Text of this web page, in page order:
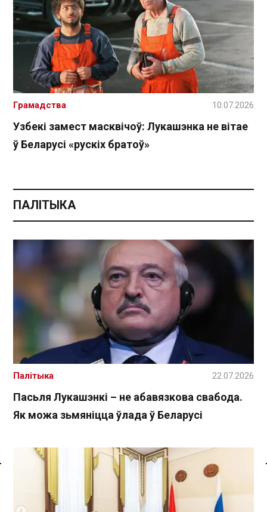
Спасылка без VPN
Узбекі замест масквічоў: Лукашэнка не вітае
ў Беларусі «рускіх братоў»
Грамадства 10.07.2026
ПАЛІТЫКА
Пасьля Лукашэнкі – не абавязкова свабода.
Як можа зьмяніцца ўлада ў Беларусі
Палітыка 22.07.2026